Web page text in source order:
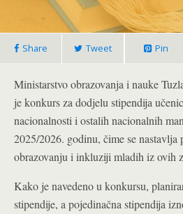
Share Tweet Pin
Ministarstvo obrazovanja i nauke
je konkurs za dodjelu stipendija
nacionalnosti i ostalih nacionalnih
2025/2026. godinu, čime se nastavlja
obrazovanju i inkluziji mladih iz ovih
Kako je navedeno u konkursu,
stipendije, a pojedinačna stipendija